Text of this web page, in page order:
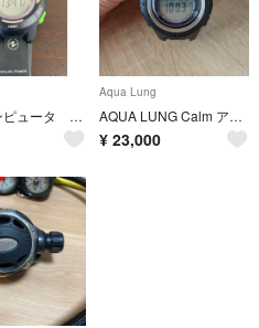
ダイブコンピュータ アクアラング カルム ソーラー
Aqua Lung
AQUA LUNG Calm アクアラング カルム ダイコン
¥ 23,000